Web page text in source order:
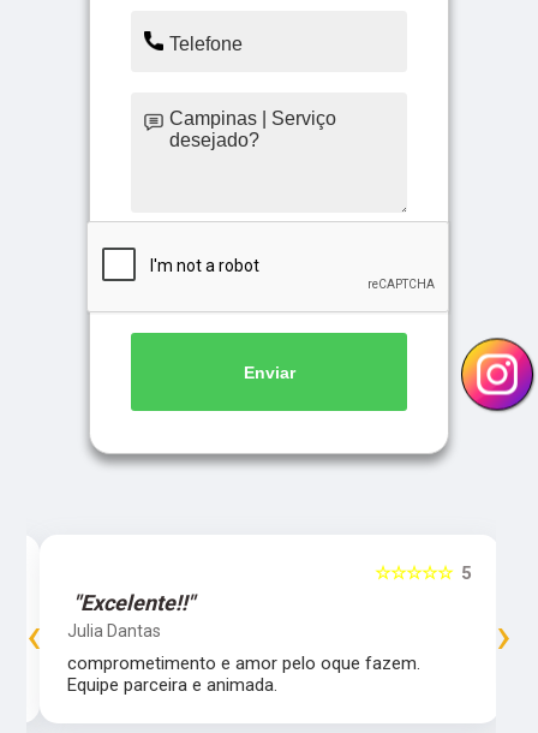
Enviar
5
☆☆☆☆☆
"Excelente!!"
Julia Dantas
comprometimento e amor pelo oque fazem.
Equipe parceira e animada.
‹ ›